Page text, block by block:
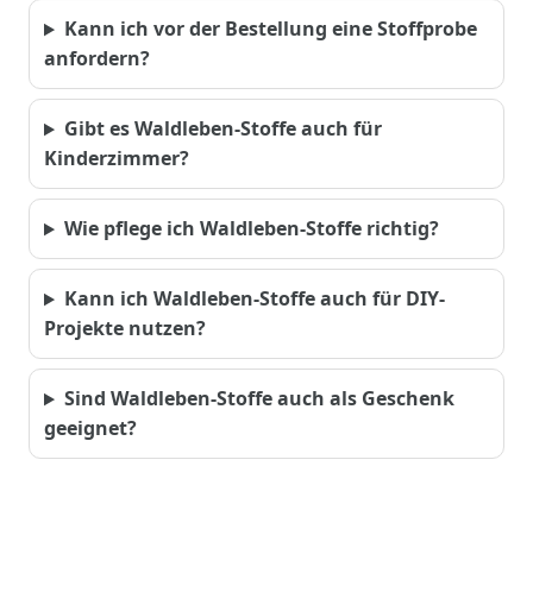
Kann ich vor der Bestellung eine Stoffprobe
anfordern?
Gibt es Waldleben-Stoffe auch für
Kinderzimmer?
Wie pflege ich Waldleben-Stoffe richtig?
Kann ich Waldleben-Stoffe auch für DIY-
Projekte nutzen?
Sind Waldleben-Stoffe auch als Geschenk
geeignet?